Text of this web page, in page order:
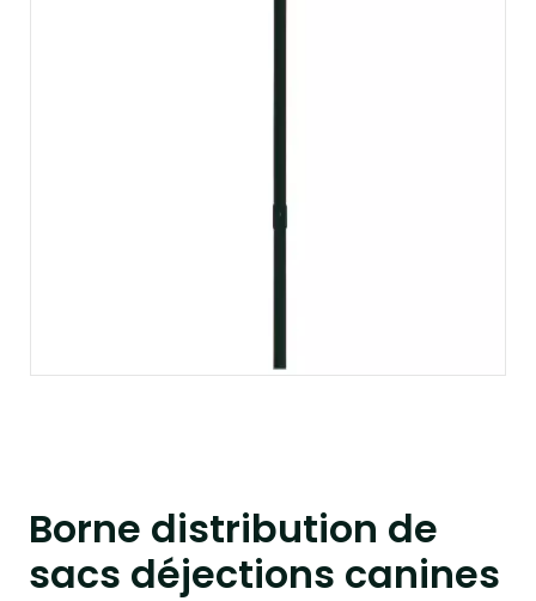
Borne distribution de
sacs déjections canines